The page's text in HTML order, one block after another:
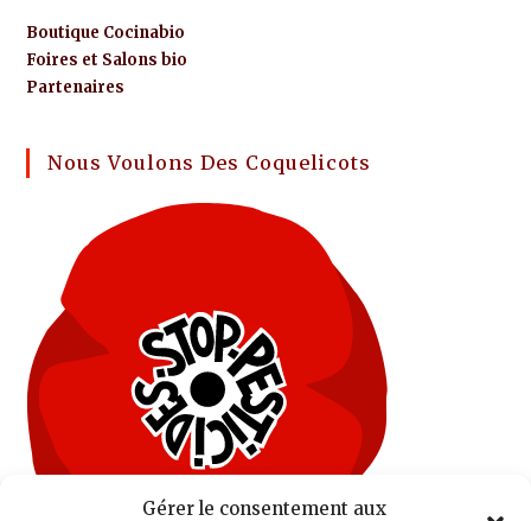
Gérer le consentement aux
Boutique Cocinabio
Foires et Salons bio
Partenaires
Nous Voulons Des Coquelicots